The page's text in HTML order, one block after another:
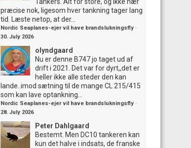
præcise nok, ligesom hver tankning tager lang
tid. Læste netop, at der...
Nordic Seaplanes-ejer vil have brandslukningsfly ·
30. July 2026
olyndgaard
Nu er denne B747 jo taget ud af
drift i 2021. Det var for dyrt,,det er
heller ikke alle steder den kan
lande..imod sætning til de mange CL 215/415
som kan lave optankning...
Nordic Seaplanes-ejer vil have brandslukningsfly ·
28. July 2026
Peter Dahlgaard
Bestemt. Men DC10 tankeren kan
kun det halve i indsats, de franske